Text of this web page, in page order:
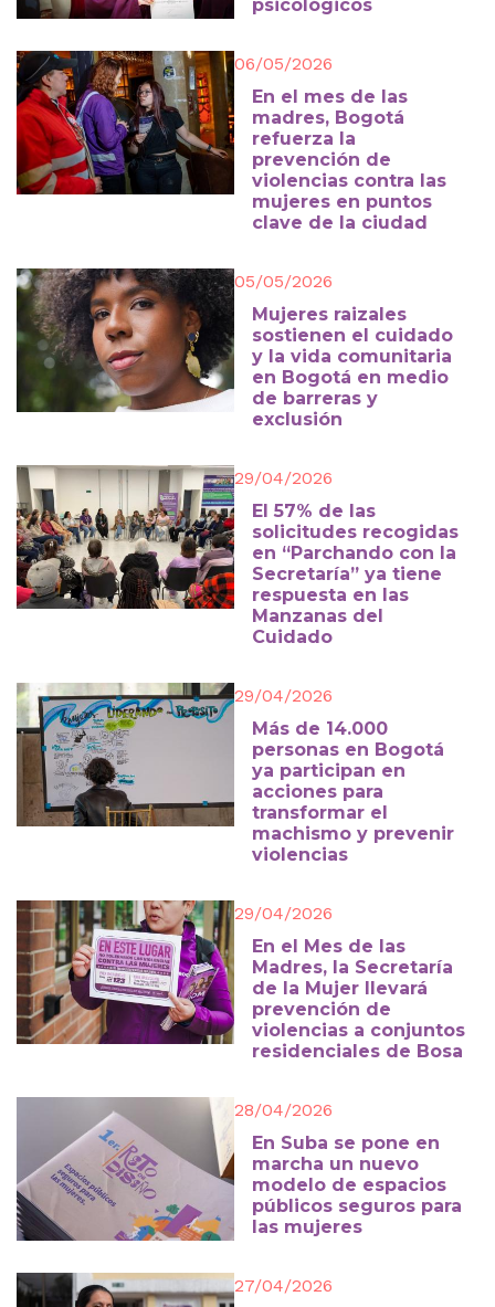
psicológicos
06/05/2026
En el mes de las
madres, Bogotá
refuerza la
prevención de
violencias contra las
mujeres en puntos
clave de la ciudad
05/05/2026
Mujeres raizales
sostienen el cuidado
y la vida comunitaria
en Bogotá en medio
de barreras y
exclusión
29/04/2026
El 57% de las
solicitudes recogidas
en “Parchando con la
Secretaría” ya tiene
respuesta en las
Manzanas del
Cuidado
29/04/2026
Más de 14.000
personas en Bogotá
ya participan en
acciones para
transformar el
machismo y prevenir
violencias
29/04/2026
En el Mes de las
Madres, la Secretaría
de la Mujer llevará
prevención de
violencias a conjuntos
residenciales de Bosa
28/04/2026
En Suba se pone en
marcha un nuevo
modelo de espacios
públicos seguros para
las mujeres
27/04/2026